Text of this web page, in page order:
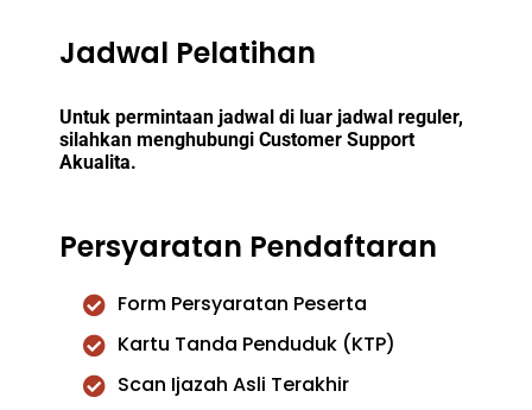
Jadwal Pelatihan
Untuk permintaan jadwal di luar jadwal reguler,
silahkan menghubungi Customer Support
Akualita.
Persyaratan Pendaftaran
Form Persyaratan Peserta
Kartu Tanda Penduduk (KTP)
Scan Ijazah Asli Terakhir